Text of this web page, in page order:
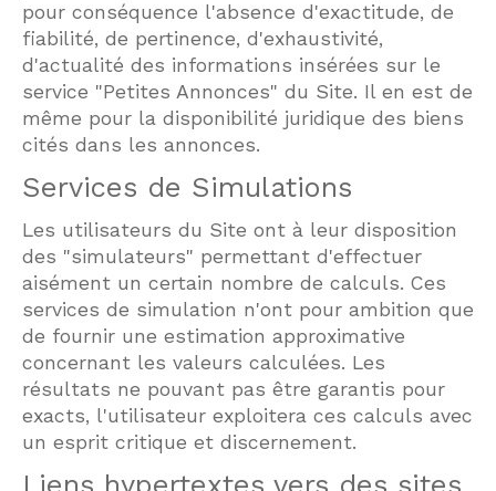
pour conséquence l'absence d'exactitude, de
fiabilité, de pertinence, d'exhaustivité,
d'actualité des informations insérées sur le
service "Petites Annonces" du Site. Il en est de
même pour la disponibilité juridique des biens
cités dans les annonces.
Services de Simulations
Les utilisateurs du Site ont à leur disposition
des "simulateurs" permettant d'effectuer
aisément un certain nombre de calculs. Ces
services de simulation n'ont pour ambition que
de fournir une estimation approximative
concernant les valeurs calculées. Les
résultats ne pouvant pas être garantis pour
exacts, l'utilisateur exploitera ces calculs avec
un esprit critique et discernement.
Liens hypertextes vers des sites